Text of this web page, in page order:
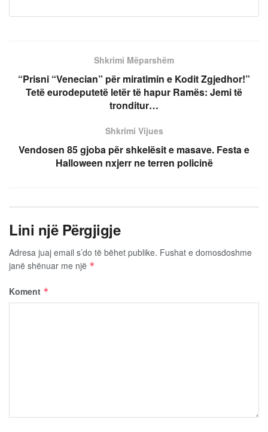
Shkrimi Mëparshëm
“Prisni “Venecian” për miratimin e Kodit Zgjedhor!”
Tetë eurodeputetë letër të hapur Ramës: Jemi të
tronditur…
Shkrimi Vijues
Vendosen 85 gjoba për shkelësit e masave. Festa e
Halloween nxjerr ne terren policinë
Lini një Përgjigje
Adresa juaj email s’do të bëhet publike. Fushat e domosdoshme
janë shënuar me një *
Koment *